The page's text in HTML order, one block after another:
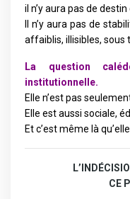
il n’y aura pas de
Il n’y aura pas de
affaiblis, illisibles, sous
La question
institutionnelle.
Elle n’est pas
Elle est aussi sociale,
Et c’est même là
CE